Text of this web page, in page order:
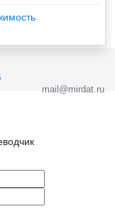
mail@mirdat.ru